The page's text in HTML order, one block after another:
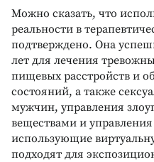
Можно сказать, что
реальности в
подтверждено. Она
лет для лечения
пищевых расстройств и
состояний, а также
мужчин, управления
веществами и
использующие
подходят для